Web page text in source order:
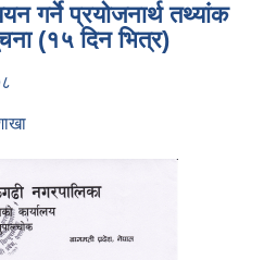
गर्ने प्रयोजनार्थ तथ्यांक
(१५ दिन भित्र)